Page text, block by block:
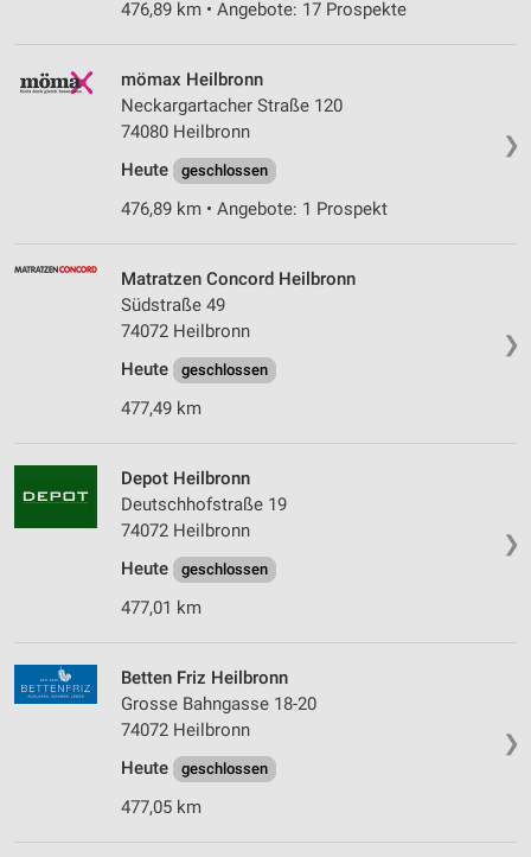
476,89 km • Angebote: 17 Prospekte
❯
mömax Heilbronn
Neckargartacher Straße 120
74080 Heilbronn
Heute
geschlossen
476,89 km • Angebote: 1 Prospekt
❯
Matratzen Concord Heilbronn
Südstraße 49
74072 Heilbronn
Heute
geschlossen
477,49 km
❯
Depot Heilbronn
Deutschhofstraße 19
74072 Heilbronn
Heute
geschlossen
477,01 km
❯
Betten Friz Heilbronn
Grosse Bahngasse 18-20
74072 Heilbronn
Heute
geschlossen
477,05 km